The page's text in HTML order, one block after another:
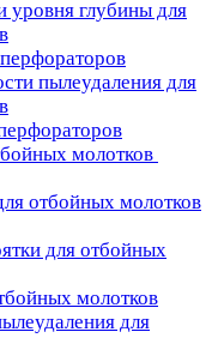
уровня глубины для
пылеудаления для
молотков
отбойных молотков
для отбойных
молотков
для